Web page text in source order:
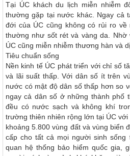
Tại ÚC khách du lịch miễn nhiễm
thường gặp tại nước khác. Ngay cả
đới của ÚC cũng không có rủi ro về
thường như sốt rét và vàng da. Nhờ
ÚC cũng miễn nhiễm thương hàn và
Tiêu chuẩn sống
Nền kinh tế ÚC phát triển với chỉ số
và lãi suất thấp. Với dân số ít trên
nước có mật độ dân số thấp hơn so
ngay cả dân số ở những thành phố
đều có nước sạch và không khí
trường thiên nhiên rộng lớn tại ÚC
khoảng 5.800 vùng đất và vùng biển
cấp cho tất cả mọi người sinh sống
quan hệ thống bảo hiểm quốc gia,